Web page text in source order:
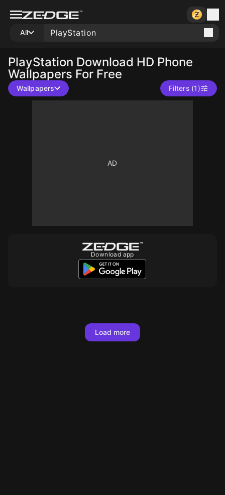
All
PlayStation Download HD Phone
Wallpapers For Free
Wallpapers Filters (1)
Download app
Load more